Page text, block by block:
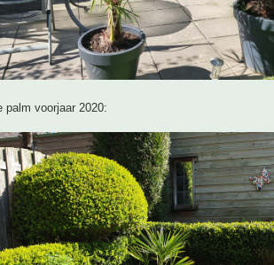
palm voorjaar 2020: